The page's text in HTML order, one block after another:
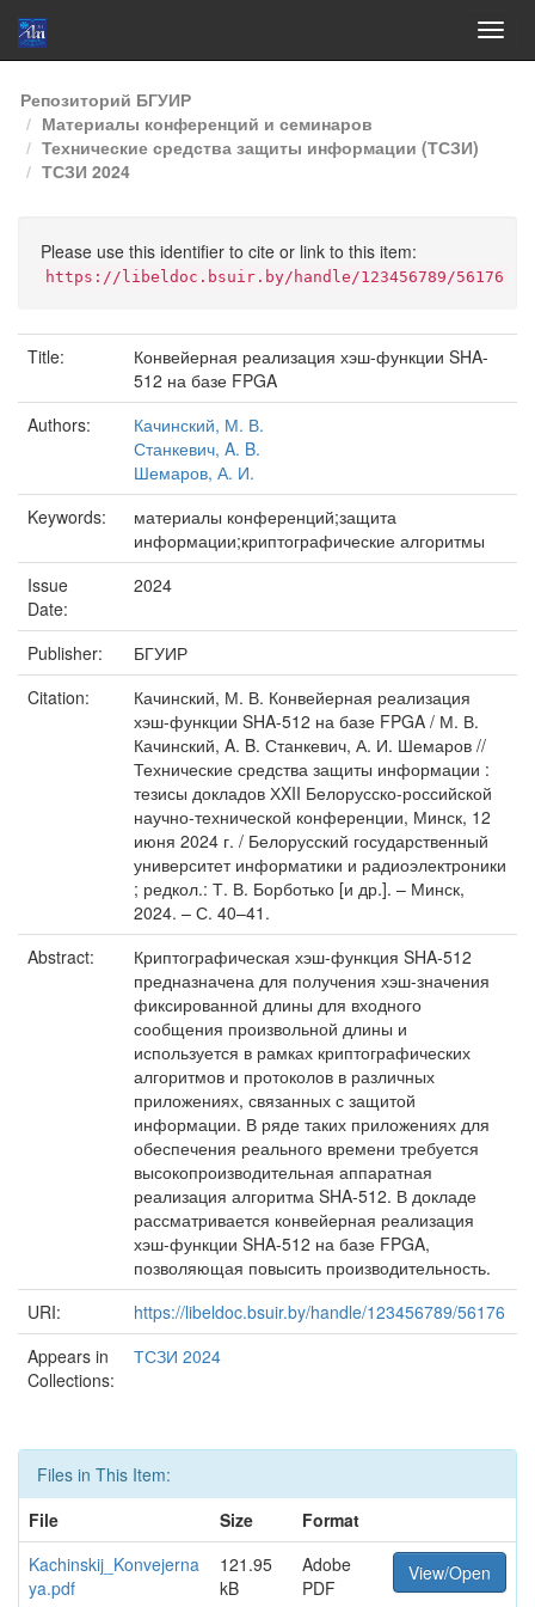
Skip
navigation
Репозиторий БГУИР
Материалы конференций и семинаров
Технические средства защиты информации (ТСЗИ)
ТСЗИ 2024
Please use this identifier to cite or link to this item:
https://libeldoc.bsuir.by/handle/123456789/56176
Title:
Конвейерная реализация хэш-функции SHA-
512 на базе FPGA
Authors:
Качинский, М. В.
Станкевич, A. B.
Шемаров, А. И.
Keywords:
материалы конференций;защита
информации;криптографические алгоритмы
Issue
Date:
2024
Publisher:
БГУИР
Citation:
Качинский, М. В. Конвейерная реализация
хэш-функции SHA-512 на базе FPGA / М. В.
Качинский, A. B. Станкевич, А. И. Шемаров //
Технические средства защиты информации :
тезисы докладов ХXII Белорусско-российской
научно-технической конференции, Минск, 12
июня 2024 г. / Белорусский государственный
университет информатики и радиоэлектроники
; редкол.: Т. В. Борботько [и др.]. – Минск,
2024. – С. 40–41.
Abstract:
Криптографическая хэш-функция SHA-512
предназначена для получения хэш-значения
фиксированной длины для входного
сообщения произвольной длины и
используется в рамках криптографических
алгоритмов и протоколов в различных
приложениях, связанных с защитой
информации. В ряде таких приложениях для
обеспечения реального времени требуется
высокопроизводительная аппаратная
реализация алгоритма SHA-512. В докладе
рассматривается конвейерная реализация
хэш-функции SHA-512 на базе FPGA,
позволяющая повысить производительность.
URI:
https://libeldoc.bsuir.by/handle/123456789/56176
Appears in
Collections:
ТСЗИ 2024
Files in This Item:
File
Size
Format
Kachinskij_Konvejerna
ya.pdf
121.95
kB
Adobe
PDF
View/Open